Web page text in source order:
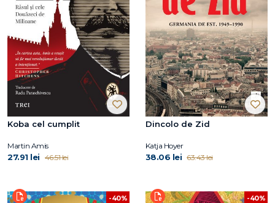
Koba cel cumplit
Martin Amis
27.91 lei 46.51 lei
Dincolo de Zid
Katja Hoyer
38.06 lei 63.43 lei
-40% -40%